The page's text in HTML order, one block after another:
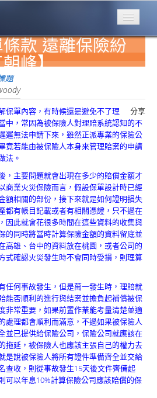
款 遠離保險紛
峰】
題
分享
保單內容，有時候還是避免不了理
中，常因為被保險人對理賠系統認知的不
遲無法申請下來，雖然正派專業的保險公
竟若能由被保險人本身來管理賠案的申請
法。
，主要問題就會出現在多少的賠償金額才
商業火災保險而言，假設保單設計時已經
額相關的部份，接下來就是如何證明損失
都有帳目記載或者有相關憑證，只不過在
因此就會花很多時間在這些資料的收集與
的同時將當時計算保險金額的資料留底並
高雄、台中的資料放在桃園，或者公司的
式確認火災發生時不會同時受損，則理算
任何事故發生，但是萬一發生時，理賠就
能否順利的進行與結案並擔負起補償被保
非常重要，如果前置作業能考量清楚並適
處理都會順利而滿意，不過如果被保險人
並已提供給保險公司，保險公司就應該在
拖延，被保險人也應該主張自己的權力去
是說被保險人將所有證件準備齊全並交給
查收，則從事故發生15天後文件齊備起
可以年息10%計算保險公司應該賠償的保